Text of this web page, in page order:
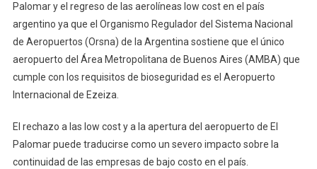
Palomar y el regreso de las aerolíneas low cost en el país
argentino ya que el Organismo Regulador del Sistema Nacional
de Aeropuertos (Orsna) de la Argentina sostiene que el único
aeropuerto del Área Metropolitana de Buenos Aires (AMBA) que
cumple con los requisitos de bioseguridad es el Aeropuerto
Internacional de Ezeiza.
El rechazo a las low cost y a la apertura del aeropuerto de El
Palomar puede traducirse como un severo impacto sobre la
continuidad de las empresas de bajo costo en el país.